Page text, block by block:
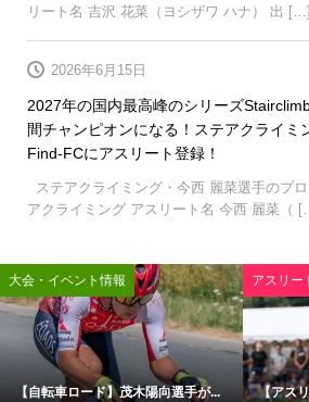
リート名 吉沢 花菜（ヨシザワ ハナ） 出 […]
2027年の国内最高峰のシリーズ
間チャンピオンになる！ステアクライミ
Find-FCにアスリート登録！
2026年6月15日
ステアクライミング・今西 麗菜選手のプ
アクライミング アスリート名 今西 麗菜（
大会・イベント情報
【自転車ロード】茂木陽向選手が...
アスリー
【アス